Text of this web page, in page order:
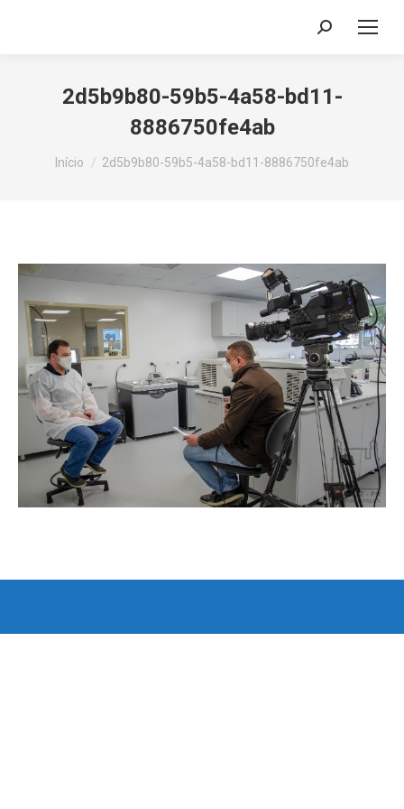
Search:
2d5b9b80-59b5-4a58-bd11-
8886750fe4ab
Você está aqui:
Início 2d5b9b80-59b5-4a58-bd11-8886750fe4ab